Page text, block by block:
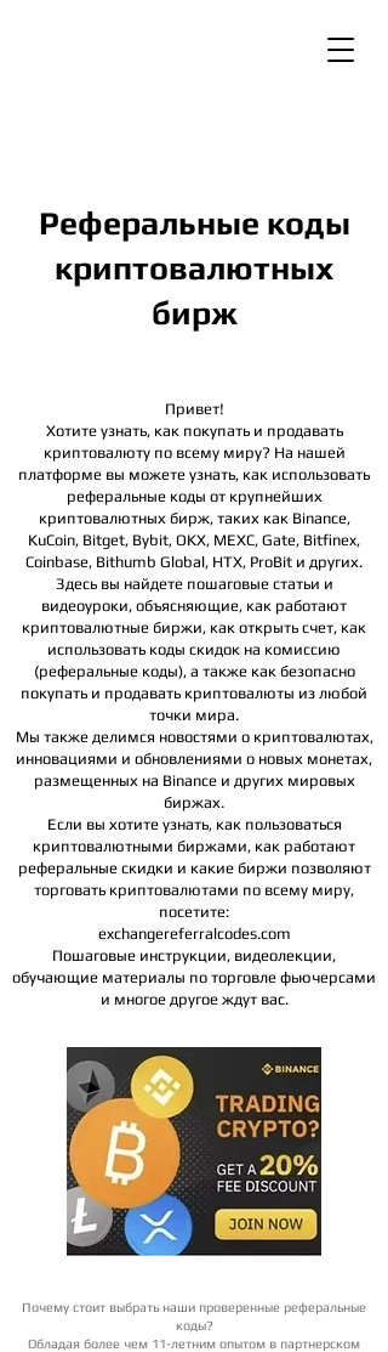
Реферальные коды
криптовалютных
бирж
Привет!
Хотите узнать, как покупать и продавать
криптовалюту по всему миру? На нашей
платформе вы можете узнать, как использовать
реферальные коды от крупнейших
криптовалютных бирж, таких как Binance,
KuCoin, Bitget, Bybit, OKX, MEXC, Gate, Bitfinex,
Coinbase, Bithumb Global, HTX, ProBit и других.
Здесь вы найдете пошаговые статьи и
видеоуроки, объясняющие, как работают
криптовалютные биржи, как открыть счет, как
использовать коды скидок на комиссию
(реферальные коды), а также как безопасно
покупать и продавать криптовалюты из любой
точки мира.
Мы также делимся новостями о криптовалютах,
инновациями и обновлениями о новых монетах,
размещенных на Binance и других мировых
биржах.
Если вы хотите узнать, как пользоваться
криптовалютными биржами, как работают
реферальные скидки и какие биржи позволяют
торговать криптовалютами по всему миру,
посетите:
exchangereferralcodes.com
Пошаговые инструкции, видеолекции,
обучающие материалы по торговле фьючерсами
и многое другое ждут вас.
Почему стоит выбрать наши проверенные реферальные
коды?
Обладая более чем 11-летним опытом в партнерском